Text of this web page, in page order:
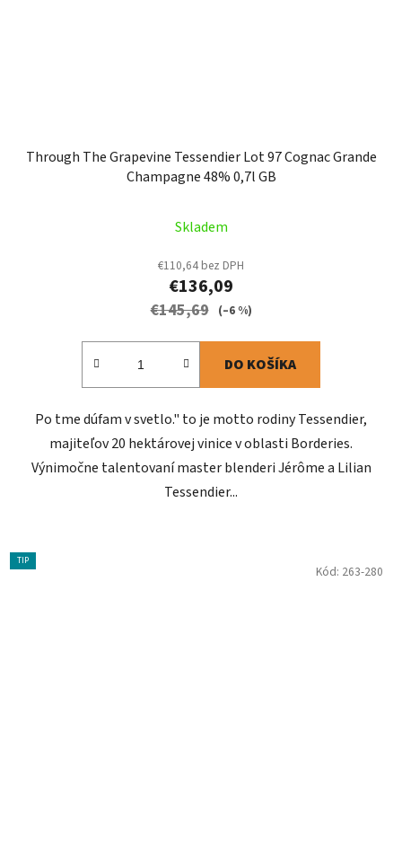
Through The Grapevine Tessendier Lot 97 Cognac Grande
Champagne 48% 0,7l GB
Skladem
€110,64 bez DPH
€136,09
€145,69 (–6 %)
DO KOŠÍKA
Po tme dúfam v svetlo." to je motto rodiny Tessendier,
majiteľov 20 hektárovej vinice v oblasti Borderies.
Výnimočne talentovaní master blenderi Jérôme a Lilian
Tessendier...
TIP
Kód: 263-280